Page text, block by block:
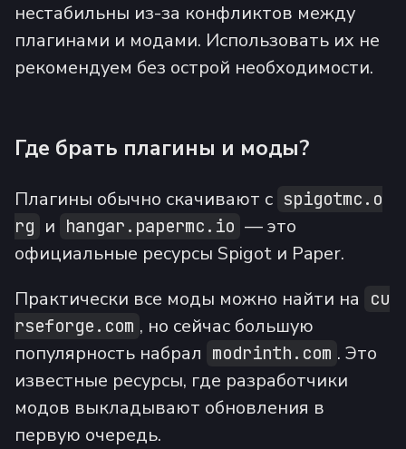
нестабильны из-за конфликтов между
плагинами и модами. Использовать их не
рекомендуем без острой необходимости.
Где брать плагины и моды?
Плагины обычно скачивают с spigotmc.o
rg и hangar.papermc.io — это
официальные ресурсы Spigot и Paper.
Практически все моды можно найти на cu
rseforge.com , но сейчас большую
популярность набрал modrinth.com . Это
известные ресурсы, где разработчики
модов выкладывают обновления в
первую очередь.